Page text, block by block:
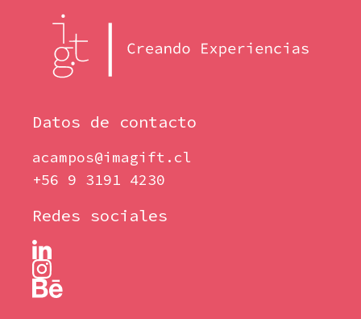
Datos de contacto
acampos@imagift.cl
+56 9 3191 4230
Redes sociales